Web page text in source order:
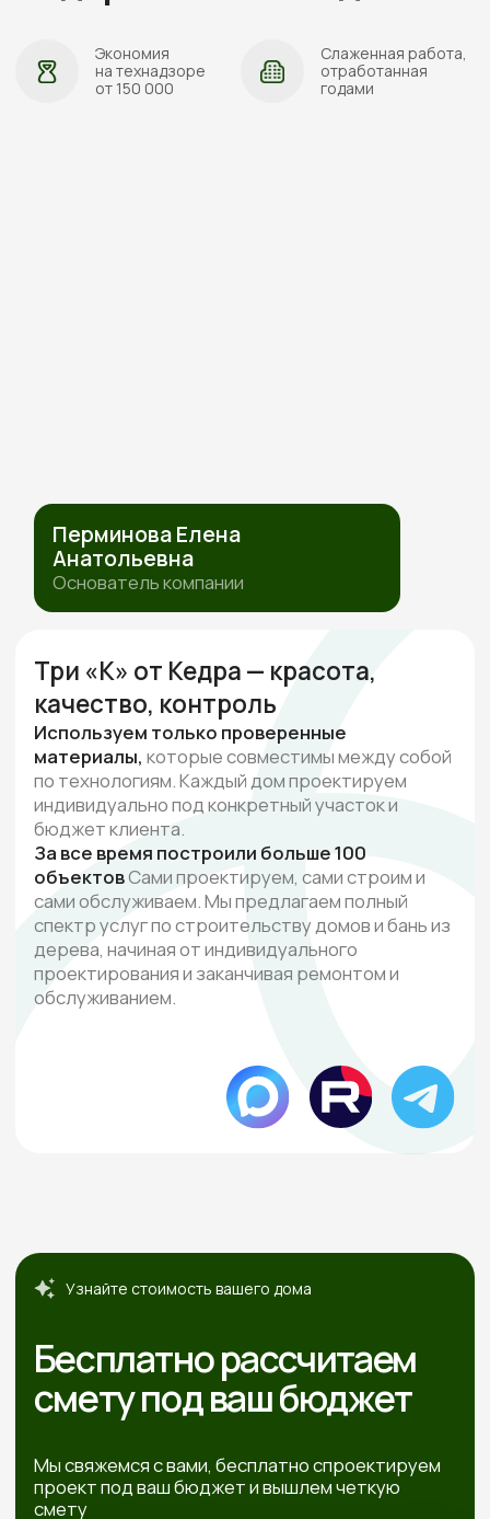
ИНН 432600976126, ОГРНИП
315231500017916
СОГЛАСИЕ НА ОБРАБОТКУ ПЕРСОНАЛЬНЫХ ДАННЫХ
ПОЛИТИКА ОБРАБОТКИ ПЕРСОНАЛЬНЫХ ДАННЫХ
АДРЕС: